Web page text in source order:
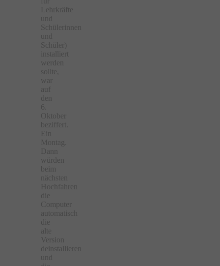
Lehrkräfte
und
Schülerinnen
und
Schüler)
installiert
werden
sollte,
war
auf
den
6.
Oktober
beziffert.
Ein
Montag.
Dann
würden
beim
nächsten
Hochfahren
die
Computer
automatisch
die
alte
Version
deinstallieren
und